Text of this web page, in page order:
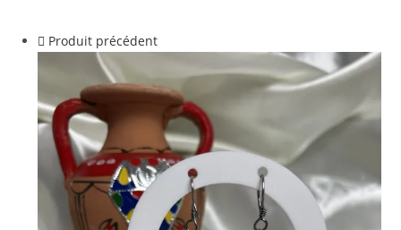
Produit précédent